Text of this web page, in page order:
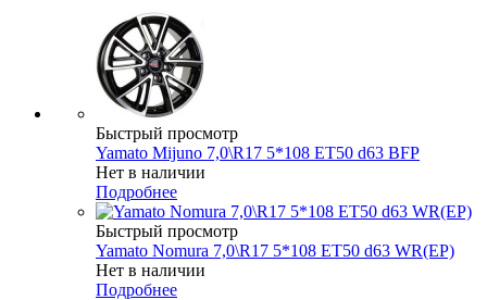
Быстрый просмотр
Yamato Mijuno 7,0\R17 5*108 ET50 d63 BFP
Нет в наличии
Подробнее
Быстрый просмотр
Yamato Nomura 7,0\R17 5*108 ET50 d63 WR(EP)
Нет в наличии
Подробнее